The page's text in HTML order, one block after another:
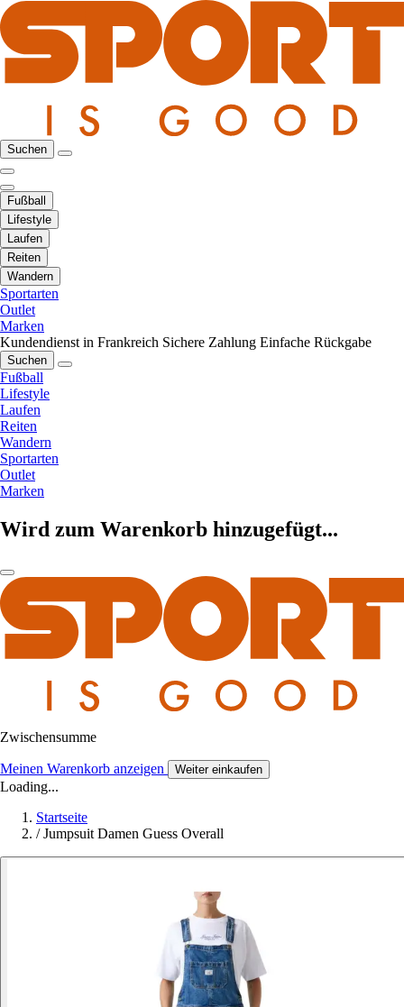
Suchen
Fußball
Lifestyle
Laufen
Reiten
Wandern
Sportarten
Outlet
Marken
Kundendienst in Frankreich Sichere Zahlung Einfache Rückgabe
Suchen
Fußball
Lifestyle
Laufen
Reiten
Wandern
Sportarten
Outlet
Marken
Wird zum Warenkorb hinzugefügt...
Zwischensumme
Meinen Warenkorb anzeigen Weiter einkaufen
Loading...
Startseite
/ Jumpsuit Damen Guess Overall